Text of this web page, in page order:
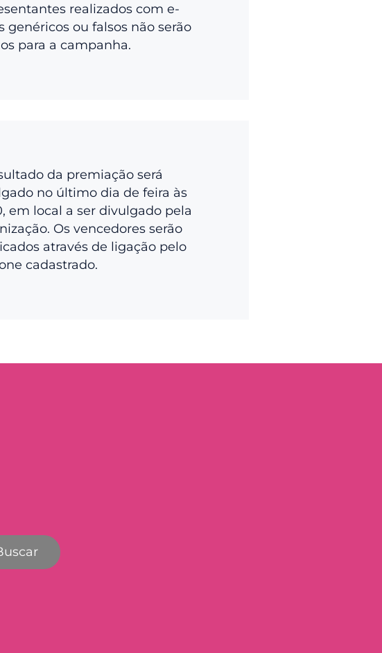
realizados com e-
genéricos ou falsos não serão
para a campanha.
da premiação será
no último dia de feira às
em local a ser divulgado pela
Os vencedores serão
através de ligação pelo
cadastrado.